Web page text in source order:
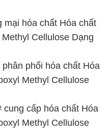
hóa chất Hóa chất
Cellulose Dạng
phối hóa chất Hóa
Methyl Cellulose
cấp hóa chất Hóa
Methyl Cellulose